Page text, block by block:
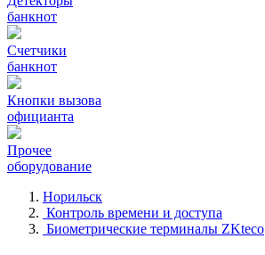
банкнот
Счетчики
банкнот
Кнопки вызова
официанта
Прочее
оборудование
Норильск
Контроль времени и доступа
Биометрические терминалы ZKteco